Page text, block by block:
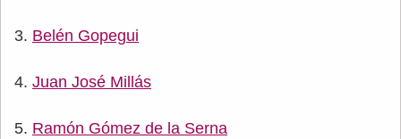
Belén Gopegui
Juan José Millás
Ramón Gómez de la Serna